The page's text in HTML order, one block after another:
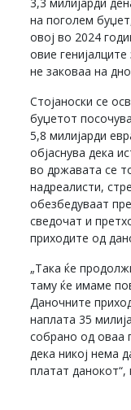
на поголем
овој во 2024
овие
не заковаа на
Стојаноски се
буџетот
5,8 милијарди
објаснува дека
во државата се
надреалисти,
обезбедуваат
сведочат и
приходите од
„Така ќе
таму ќе имаме
Даночните
наплата 35
собрано од оваа
дека никој нема
платат данокот“,